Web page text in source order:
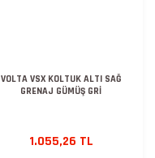
VOLTA VSX KOLTUK ALTI SAĞ
GRENAJ GÜMÜŞ GRİ
1.055,26 TL